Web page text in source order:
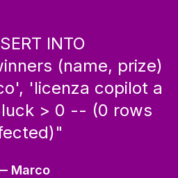
INTO
(name, prize)
'licenza copilot a
luck > 0 -- (0 rows
"
Marco